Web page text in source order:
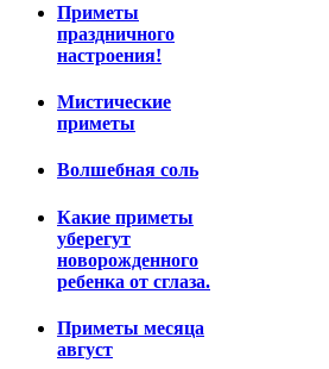
Приметы
праздничного
настроения!
Мистические
приметы
Волшебная соль
Какие приметы
уберегут
новорожденного
ребенка от сглаза.
Приметы месяца
август